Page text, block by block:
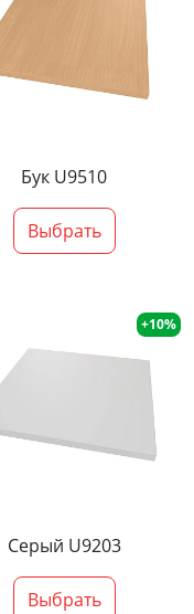
Бук U9510
Выбрать
+10%
Серый U9203
Выбрать